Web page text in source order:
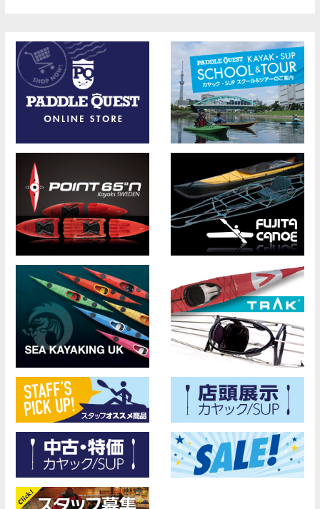
Storage